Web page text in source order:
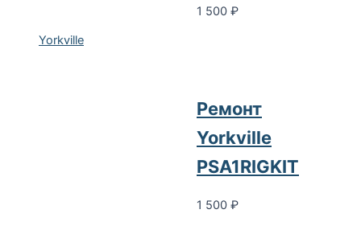
Yorkville
1 500 ₽
Ремонт
Yorkville
PSA1RIGKIT
1 500 ₽